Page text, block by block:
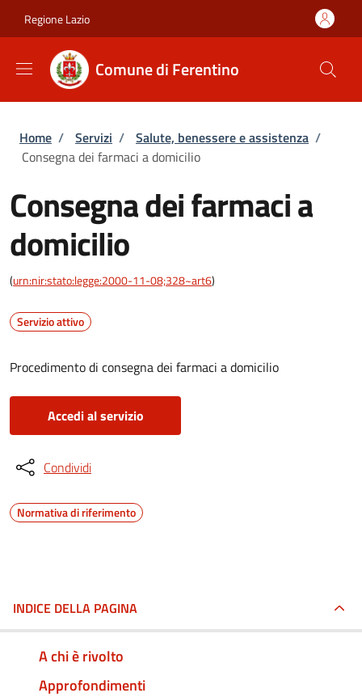
Regione Lazio
Comune di Ferentino
Briciole di pane
Home / Servizi / Salute, benessere e assistenza /
Consegna dei farmaci a domicilio
Consegna dei farmaci a
domicilio
(urn:nir:stato:legge:2000-11-08;328~art6)
Servizio attivo
Procedimento di consegna dei farmaci a domicilio
Accedi al servizio
Condividi
Normativa di riferimento
INDICE DELLA PAGINA
A chi è rivolto
Approfondimenti